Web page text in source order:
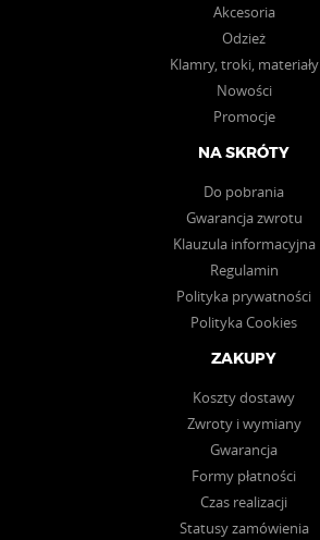
Akcesoria
Odzież
Klamry, troki, materiały
Nowości
Promocje
NA SKRÓTY
Do pobrania
Gwarancja zwrotu
Klauzula informacyjna
Regulamin
Polityka prywatności
Polityka Cookies
ZAKUPY
Koszty dostawy
Zwroty i wymiany
Gwarancja
Formy płatności
Czas realizacji
Statusy zamówienia